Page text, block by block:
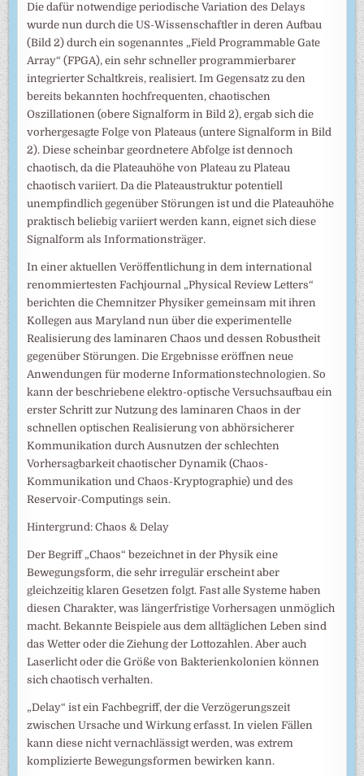
Die dafür notwendige periodische Variation des Delays
wurde nun durch die US-Wissenschaftler in deren Aufbau
(Bild 2) durch ein sogenanntes „Field Programmable Gate
Array“ (FPGA), ein sehr schneller programmierbarer
integrierter Schaltkreis, realisiert. Im Gegensatz zu den
bereits bekannten hochfrequenten, chaotischen
Oszillationen (obere Signalform in Bild 2), ergab sich die
vorhergesagte Folge von Plateaus (untere Signalform in Bild
2). Diese scheinbar geordnetere Abfolge ist dennoch
chaotisch, da die Plateauhöhe von Plateau zu Plateau
chaotisch variiert. Da die Plateaustruktur potentiell
unempfindlich gegenüber Störungen ist und die Plateauhöhe
praktisch beliebig variiert werden kann, eignet sich diese
Signalform als Informationsträger.
In einer aktuellen Veröffentlichung in dem international
renommiertesten Fachjournal „Physical Review Letters“
berichten die Chemnitzer Physiker gemeinsam mit ihren
Kollegen aus Maryland nun über die experimentelle
Realisierung des laminaren Chaos und dessen Robustheit
gegenüber Störungen. Die Ergebnisse eröffnen neue
Anwendungen für moderne Informationstechnologien. So
kann der beschriebene elektro-optische Versuchsaufbau ein
erster Schritt zur Nutzung des laminaren Chaos in der
schnellen optischen Realisierung von abhörsicherer
Kommunikation durch Ausnutzen der schlechten
Vorhersagbarkeit chaotischer Dynamik (Chaos-
Kommunikation und Chaos-Kryptographie) und des
Reservoir-Computings sein.
Hintergrund: Chaos & Delay
Der Begriff „Chaos“ bezeichnet in der Physik eine
Bewegungsform, die sehr irregulär erscheint aber
gleichzeitig klaren Gesetzen folgt. Fast alle Systeme haben
diesen Charakter, was längerfristige Vorhersagen unmöglich
macht. Bekannte Beispiele aus dem alltäglichen Leben sind
das Wetter oder die Ziehung der Lottozahlen. Aber auch
Laserlicht oder die Größe von Bakterienkolonien können
sich chaotisch verhalten.
„Delay“ ist ein Fachbegriff, der die Verzögerungszeit
zwischen Ursache und Wirkung erfasst. In vielen Fällen
kann diese nicht vernachlässigt werden, was extrem
komplizierte Bewegungsformen bewirken kann.